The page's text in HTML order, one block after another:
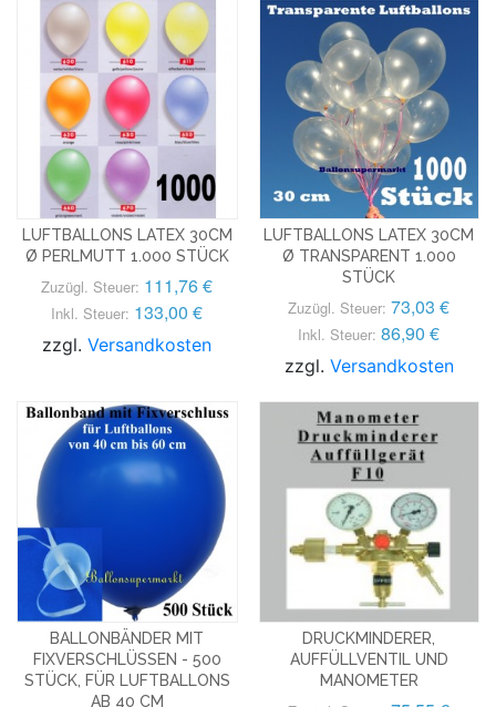
LUFTBALLONS LATEX 30CM
Ø PERLMUTT 1.000 STÜCK
Zuzügl. Steuer: 111,76 €
Inkl. Steuer: 133,00 €
zzgl.Versandkosten
LUFTBALLONS LATEX 30CM
Ø TRANSPARENT 1.000
STÜCK
Zuzügl. Steuer: 73,03 €
Inkl. Steuer: 86,90 €
zzgl. Versandkosten
BALLONBÄNDER MIT
FIXVERSCHLÜSSEN - 500
STÜCK, FÜR LUFTBALLONS
AB 40 CM
DRUCKMINDERER,
AUFFÜLLVENTIL UND
MANOMETER